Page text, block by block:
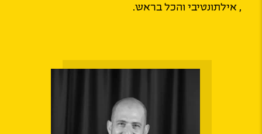
, אילתונטיבי והכל בראש.